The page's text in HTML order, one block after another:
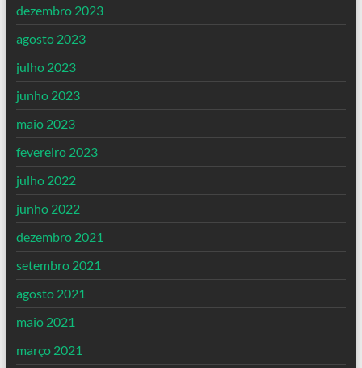
dezembro 2023
agosto 2023
julho 2023
junho 2023
maio 2023
fevereiro 2023
julho 2022
junho 2022
dezembro 2021
setembro 2021
agosto 2021
maio 2021
março 2021